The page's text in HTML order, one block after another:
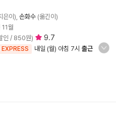
은이), 손화수 (옮긴이)
월
인 / 850원) 9.7
EXPRESS 내일 (월) 아침 7시 출근